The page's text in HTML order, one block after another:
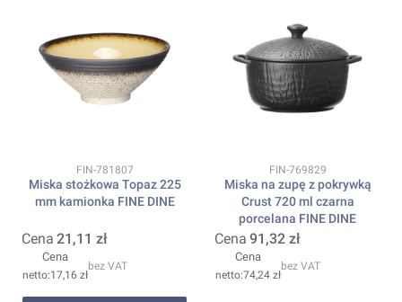
Kod produktu
FIN-781807
Miska stożkowa Topaz 225
mm kamionka FINE DINE
Cena 21,11 zł
Cena
17,16 zł
bez VAT
Kod produktu
FIN-769829
Miska na zupę z pokrywką
Crust 720 ml czarna
porcelana FINE DINE
Cena 91,32 zł
Cena
74,24 zł
bez VAT